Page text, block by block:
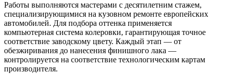
Работы выполняются мастерами с десятилетним стажем,
специализирующимися на кузовном ремонте европейских
автомобилей. Для подбора оттенка применяется
компьютерная система колеровки, гарантирующая точное
соответствие заводскому цвету. Каждый этап — от
обезжиривания до нанесения финишного лака —
контролируется на соответствие технологическим картам
производителя.